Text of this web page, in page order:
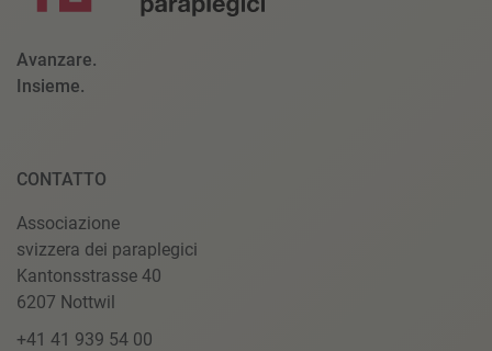
Avanzare.
Insieme.
CONTATTO
Associazione
svizzera dei paraplegici
Kantonsstrasse 40
6207 Nottwil
+41 41 939 54 00